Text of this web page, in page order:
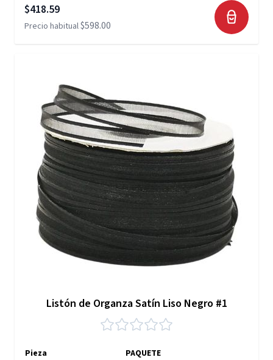
Precio especial
$418.59
Precio habitual$598.00
Listón de Organza Satín Liso Negro #1
Pieza
PAQUETE